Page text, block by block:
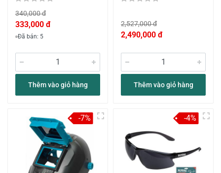
340,000 đ
333,000 đ
Đã bán: 5
Thêm vào giỏ hàng
2,527,000 đ
2,490,000 đ
Thêm vào giỏ hàng
-7% -4%